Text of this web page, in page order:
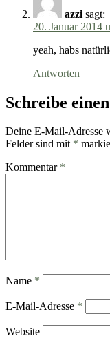
azzi sagt:
20. Januar 2014
yeah, habs
Antworten
Schreibe
Deine E-Mail-Adresse
Felder sind mit *
Kommentar *
Name *
E-Mail-Adresse *
Website